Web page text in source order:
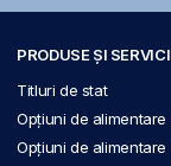
PRODUSE ȘI
Titluri de stat
Opțiuni de alimentare
Opțiuni de alimentare